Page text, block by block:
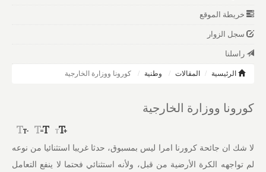
خريطة الموقع
سجل الزوار
راسلنا
الرئيسية المقالات وطنية كورونا ووزارة الخارجية
كورونا ووزارة الخارجية
لا شك ان جائحة كرورنا امرا ليس بمسبوق، حدثا غريبا استثنائيا من نوعه
لم تواجهه الكرة الأرضية من قبل، ولأنه استثنائي فحتما لا ينفع التعامل